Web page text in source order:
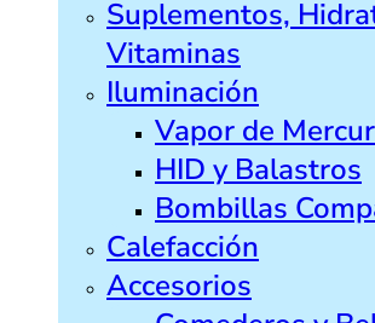
Suplementos,
Vitaminas
Iluminación
Vapor de
HID y Balastros
Bombillas
Calefacción
Accesorios